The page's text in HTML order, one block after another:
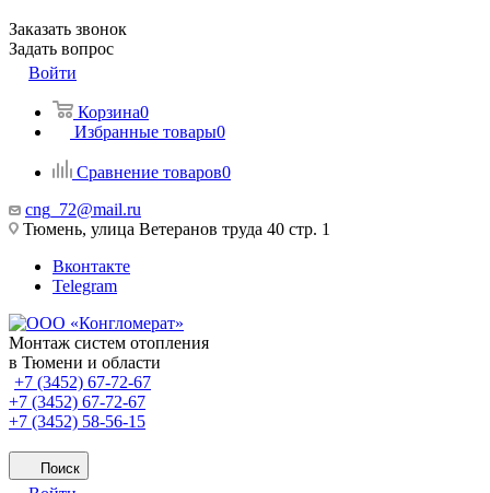
Заказать звонок
Задать вопрос
Войти
Корзина0
Избранные товары0
Сравнение товаров0
cng_72@mail.ru
Тюмень, улица Ветеранов труда 40 стр. 1
Вконтакте
Telegram
Монтаж систем отопления
в Тюмени и области
+7 (3452) 67-72-67
+7 (3452) 67-72-67
+7 (3452) 58-56-15
Поиск